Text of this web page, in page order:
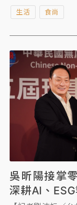
60元，另外，迎
司控開吃！
生活 食尚
吳昕陽接掌
深耕AI、